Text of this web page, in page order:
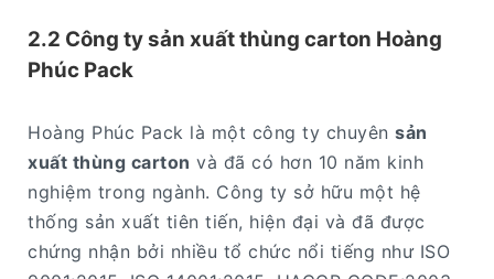
2.2 Công ty sản xuất thùng carton Hoàng
Phúc Pack
Hoàng Phúc Pack là một công ty chuyên sản
xuất thùng carton và đã có hơn 10 năm kinh
nghiệm trong ngành. Công ty sở hữu một hệ
thống sản xuất tiên tiến, hiện đại và đã được
chứng nhận bởi nhiều tổ chức nổi tiếng như ISO